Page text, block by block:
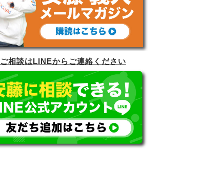
ご相談はLINEからご連絡ください